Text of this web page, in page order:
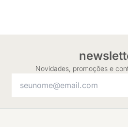
Novidades, promoções e